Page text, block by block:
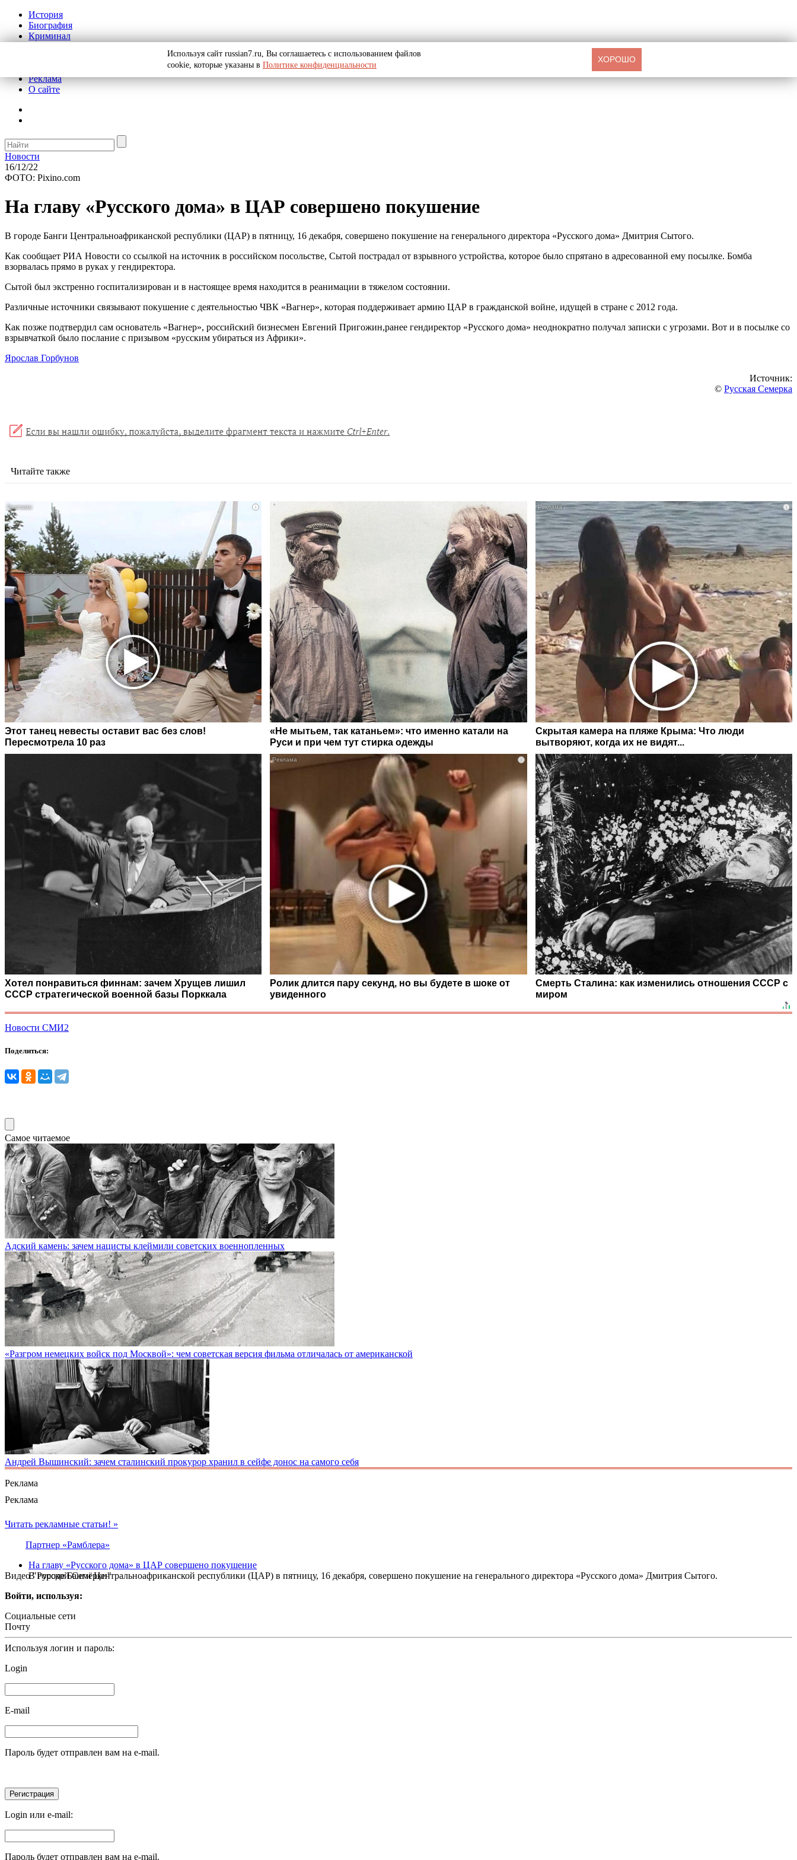
История
Биография
Криминал
Реклама
О сайте
Новости
16/12/22
ФОТО: Pixino.com
На главу «Русского дома» в ЦАР совершено покушение
В городе Банги Центральноафриканской республики (ЦАР) в пятницу, 16 декабря, совершено покушение на генерального директора «Русского дома» Дмитрия Сытого.
Как сообщает РИА Новости со ссылкой на источник в российском посольстве, Сытой пострадал от взрывного устройства, которое было спрятано в адресованной ему посылке. Бомба
взорвалась прямо в руках у гендиректора.
Сытой был экстренно госпитализирован и в настоящее время находится в реанимации в тяжелом состоянии.
Различные источники связывают покушение с деятельностью ЧВК «Вагнер», которая поддерживает армию ЦАР в гражданской войне, идущей в стране с 2012 года.
Как позже подтвердил сам основатель «Вагнер», российский бизнесмен Евгений Пригожин,ранее гендиректор «Русского дома» неоднократно получал записки с угрозами. Вот и в посылке со
взрывчаткой было послание с призывом «русским убираться из Африки».
Ярослав Горбунов
Источник:
© Русская Семерка
Читайте также
i
Этот танец невесты оставит вас без слов!
Пересмотрела 10 раз
«Не мытьем, так катаньем»: что именно катали на
Руси и при чем тут стирка одежды
i
Скрытая камера на пляже Крыма: Что люди
вытворяют, когда их не видят...
Хотел понравиться финнам: зачем Хрущев лишил
СССР стратегической военной базы Порккала
i
Ролик длится пару секунд, но вы будете в шоке от
увиденного
Смерть Сталина: как изменились отношения СССР с
миром
Новости СМИ2
Поделиться:
Самое читаемое
Адский камень: зачем нацисты клеймили советских военнопленных
«Разгром немецких войск под Москвой»: чем советская версия фильма отличалась от американской
Андрей Вышинский: зачем сталинский прокурор хранил в сейфе донос на самого себя
Реклама
Реклама
Видео "Русской Семёрки"
Читать рекламные статьи! »
Партнер «Рамблера»
На главу «Русского дома» в ЦАР совершено покушение
В городе Банги Центральноафриканской республики (ЦАР) в пятницу, 16 декабря, совершено покушение на генерального директора «Русского дома» Дмитрия Сытого.
Войти, используя:
Социальные сети
Почту
Используя логин и пароль:
Login
E-mail
Пароль будет отправлен вам на e-mail.
Login или e-mail:
Пароль будет отправлен вам на e-mail.
Используя сайт russian7.ru, Вы соглашаетесь с использованием файлов
cookie, которые указаны в Политике конфиденциальности
ХОРОШО